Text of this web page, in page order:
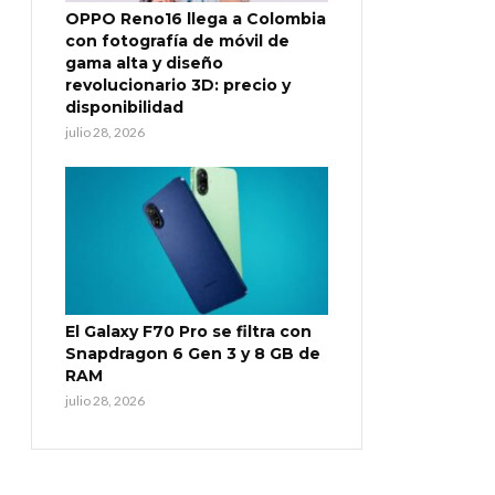
OPPO Reno16 llega a Colombia
con fotografía de móvil de
gama alta y diseño
revolucionario 3D: precio y
disponibilidad
julio 28, 2026
El Galaxy F70 Pro se filtra con
Snapdragon 6 Gen 3 y 8 GB de
RAM
julio 28, 2026